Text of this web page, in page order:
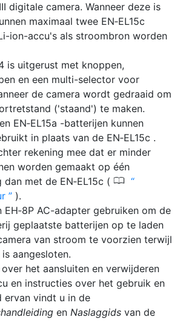
digitale camera. Wanneer deze is
maximaal twee EN‑EL15c
ion-accu's als stroombron worden
is uitgerust met knoppen,
en een multi-selector voor
de camera wordt gedraaid om
('staand') te maken.
EN‑EL15a -batterijen kunnen
in plaats van de EN‑EL15c .
rekening mee dat er minder
worden gemaakt op één
met de EN‑EL15c ( 0
).
EH‑8P AC-adapter gebruiken om de
geplaatste batterijen op te laden
van stroom te voorzien terwijl
aangesloten.
het aansluiten en verwijderen
en instructies over het gebruik en
ervan vindt u in de
en Naslaggids van de